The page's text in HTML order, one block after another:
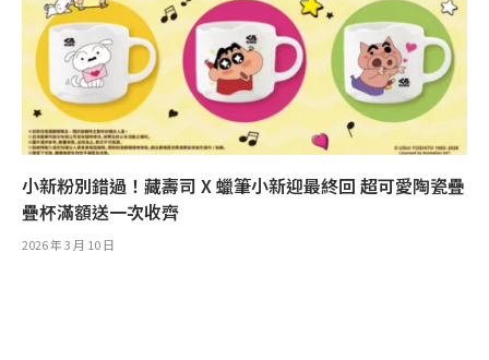
小新粉別錯過！藏壽司 X 蠟筆小新迎最終回 超可愛陶瓷疊
疊杯滿額送一次收齊
2026 年 3 月 10 日